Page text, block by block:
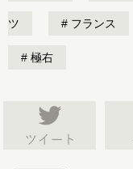
ツ フランス
極右